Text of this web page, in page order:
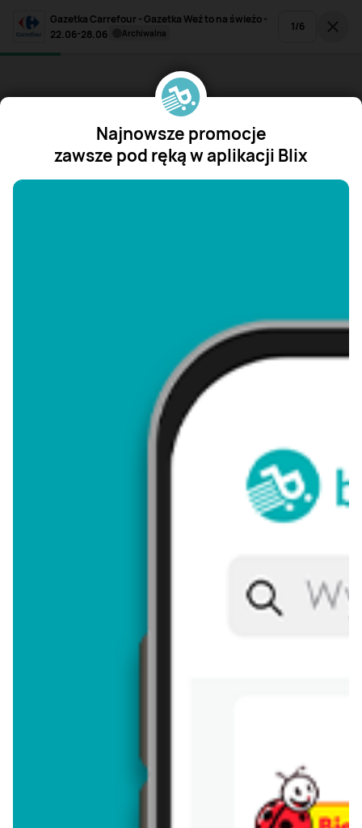
Gazetka Carrefour - Gazetka Weź to na świeżo -
22.06-28.06
archiwalna 1/6
Najnowsze promocje
zawsze pod ręką w aplikacji Blix
"/>